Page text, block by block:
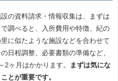
の資料請求・情報収集は、まずは
調べると、入所費用や特徴、紀の
に似たような施設などを合わせて
日程調整、必要書類の準備など、
2ヶ月はかかります。
まずは気にな
とが重要です。